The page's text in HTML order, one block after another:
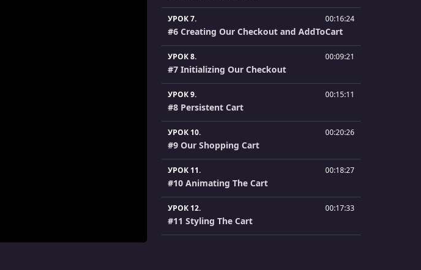
УРОК 7. 00:16:24
#6 Creating Our Checkout and AddToCart
УРОК 8. 00:09:21
#7 Initializing Our Checkout
УРОК 9. 00:15:11
#8 Persistent Cart
УРОК 10. 00:20:26
#9 Our Shopping Cart
УРОК 11. 00:18:27
#10 Animating The Cart
УРОК 12. 00:17:33
#11 Styling The Cart